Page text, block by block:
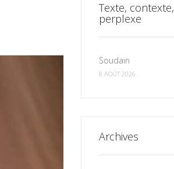
Texte, contexte,
perplexe
Soudain
8 AOÛT 2026
Archives